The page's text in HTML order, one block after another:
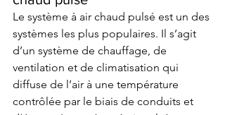
Le système à air chaud pulsé est un des
systèmes les plus populaires. Il s’agit
d’un système de chauffage, de
ventilation et de climatisation qui
diffuse de l’air à une température
contrôlée par le biais de conduits et